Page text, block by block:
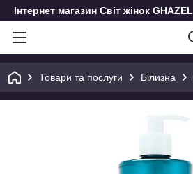
Інтернет магазин Світ жінок GHAZEL
Товари та послуги Білизна